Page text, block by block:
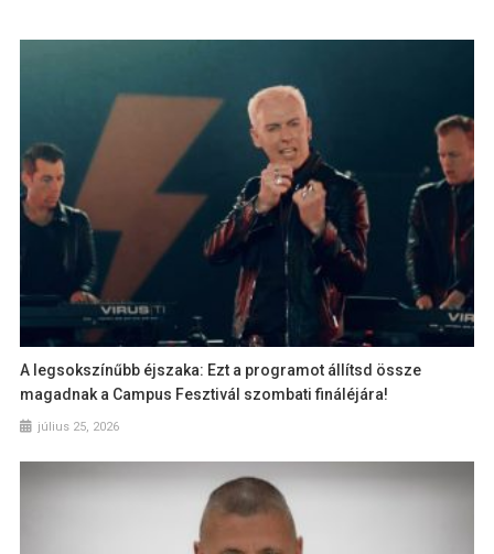
A legsokszínűbb éjszaka: Ezt a programot állítsd össze
magadnak a Campus Fesztivál szombati fináléjára!
július 25, 2026